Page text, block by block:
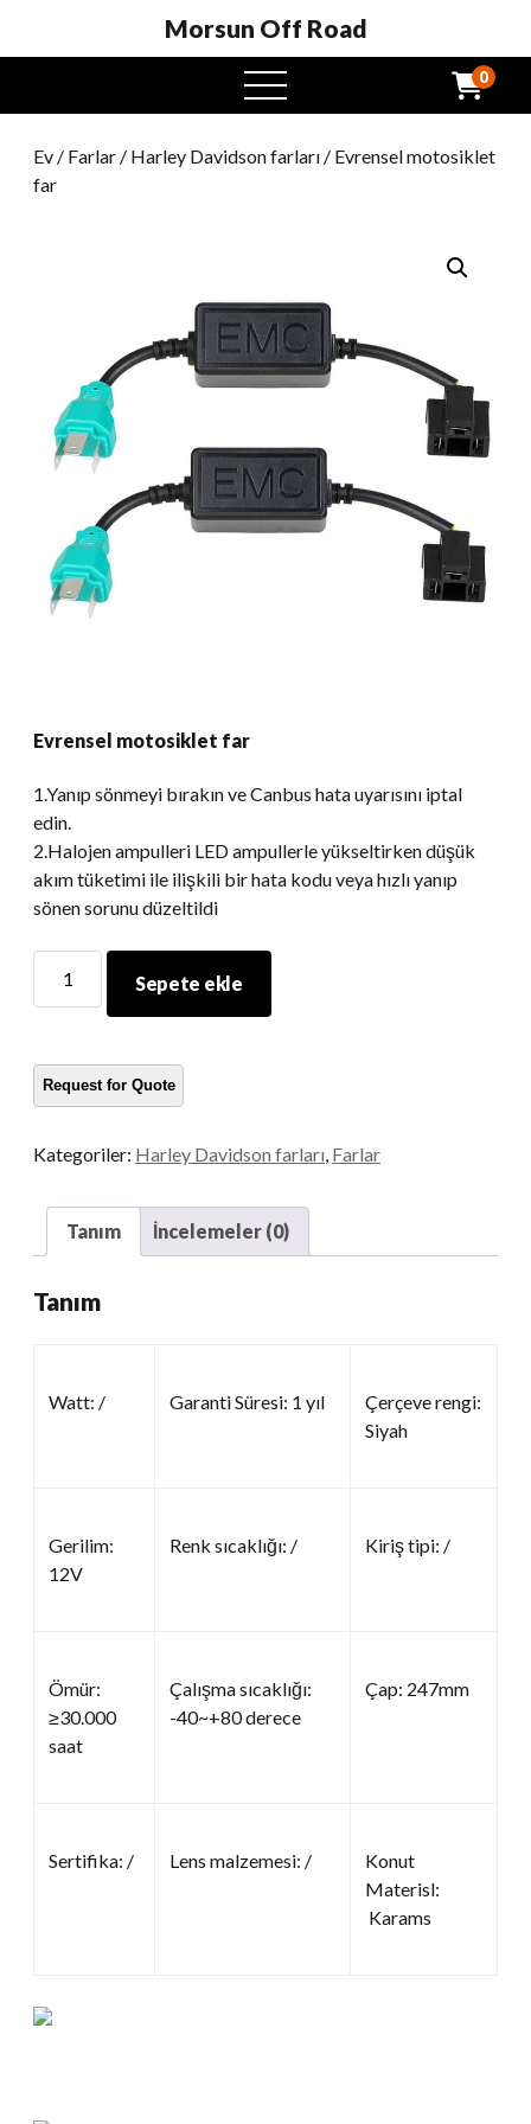
Morsun Off Road
Açık
Menü
0
Ev / Farlar / Harley Davidson farları / Evrensel motosiklet
far
Evrensel motosiklet far
1.Yanıp sönmeyi bırakın ve Canbus hata uyarısını iptal
edin.
2.Halojen ampulleri LED ampullerle yükseltirken düşük
akım tüketimi ile ilişkili bir hata kodu veya hızlı yanıp
sönen sorunu düzeltildi
motosiklet
Sepete ekle
Kategoriler: Harley Davidson farları Farlar
Tanım İncelemeler (0)
Tanım
Watt: / Garanti Süresi: 1 yıl
Çerçeve rengi:
Siyah
Gerilim:
12V
Renk sıcaklığı: / Kiriş tipi: /
Ömür:
≥30.000
saat
Çalışma sıcaklığı:
-40~+80 derece
Çap: 247mm
Sertifika: / Lens malzemesi: /
Konut
Materisl:
Karams